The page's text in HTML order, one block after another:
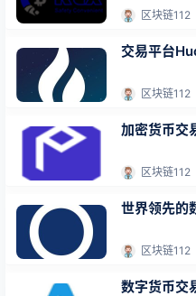
区块链112
交易平台
区块链112
加密货币交
区块链112
世界领先的
区块链112
数字货币交